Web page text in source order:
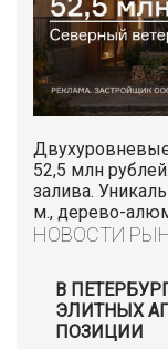
52,5 млн
залива.
м., дерево-
НОВОСТИ
В
ЭЛИТНЫХ
ПОЗИЦИИ